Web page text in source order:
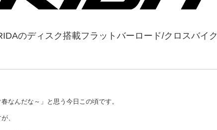
のディスク搭載フラットバーロード/クロスバイク
なんだな～」と思う今日この頃です。
、